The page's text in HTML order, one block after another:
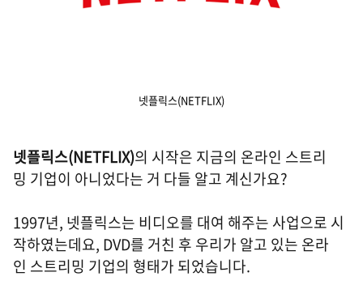
넷플릭스(NETFLIX)
넷플릭스(NETFLIX)의 시작은 지금의 온라인 스트리
밍 기업이 아니었다는 거 다들 알고 계신가요?
1997년, 넷플릭스는 비디오를 대여 해주는 사업으로 시
작하였는데요, DVD를 거친 후 우리가 알고 있는 온라
인 스트리밍 기업의 형태가 되었습니다.